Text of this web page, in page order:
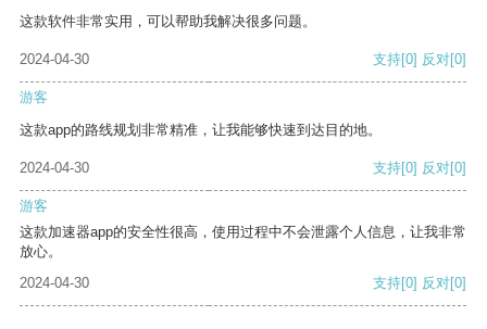
这款软件非常实用，可以帮助我解决很多问题。
2024-04-30 支持[0] 反对[0]
游客
这款app的路线规划非常精准，让我能够快速到达目的地。
2024-04-30 支持[0] 反对[0]
游客
这款加速器app的安全性很高，使用过程中不会泄露个人信息，让我非常
放心。
2024-04-30
支持[0] 反对[0]